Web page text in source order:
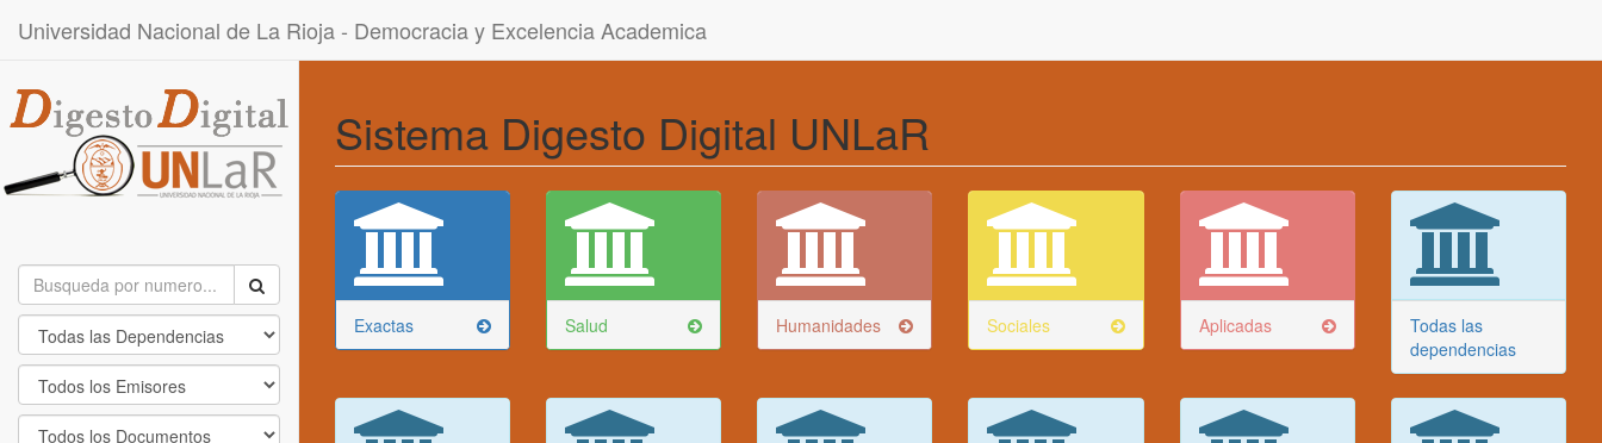
Universidad Nacional de La Rioja - Democracia y Excelencia Academica
Sistema Digesto Digital UNLaR
Exactas Salud Humanidades Sociales Aplicadas
Todas las
dependencias